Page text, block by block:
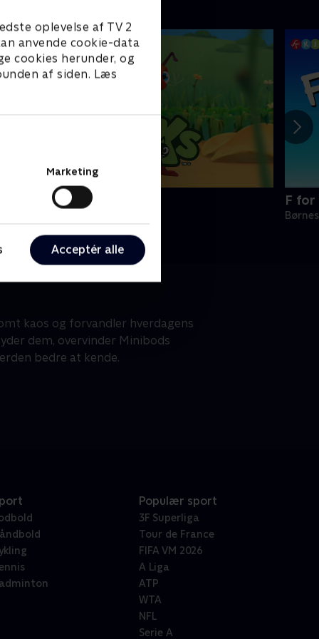
oplevelse af TV 2
anvende cookie-data
cookies herunder, og
af siden. Læs
Marketing
Acceptér alle
F
kaos og forvandler hverdagens
dem, overvinder Minibods
bedre at kende.
Populær sport
3F Superliga
Tour de France
FIFA VM 2026
A Liga
ATP
WTA
NFL
Serie A